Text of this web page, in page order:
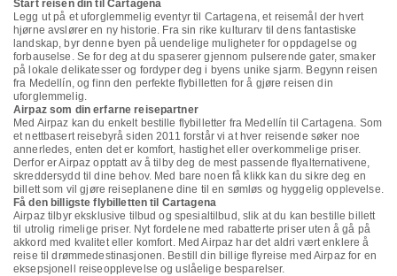
Start reisen din til Cartagena
Legg ut på et uforglemmelig eventyr til Cartagena, et reisemål der hvert
hjørne avslører en ny historie. Fra sin rike kulturarv til dens fantastiske
landskap, byr denne byen på uendelige muligheter for oppdagelse og
forbauselse. Se for deg at du spaserer gjennom pulserende gater, smaker
på lokale delikatesser og fordyper deg i byens unike sjarm. Begynn reisen
fra Medellín, og finn den perfekte flybilletten for å gjøre reisen din
uforglemmelig.
Airpaz som din erfarne reisepartner
Med Airpaz kan du enkelt bestille flybilletter fra Medellín til Cartagena. Som
et nettbasert reisebyrå siden 2011 forstår vi at hver reisende søker noe
annerledes, enten det er komfort, hastighet eller overkommelige priser.
Derfor er Airpaz opptatt av å tilby deg de mest passende flyalternativene,
skreddersydd til dine behov. Med bare noen få klikk kan du sikre deg en
billett som vil gjøre reiseplanene dine til en sømløs og hyggelig opplevelse.
Få den billigste flybilletten til Cartagena
Airpaz tilbyr eksklusive tilbud og spesialtilbud, slik at du kan bestille billett
til utrolig rimelige priser. Nyt fordelene med rabatterte priser uten å gå på
akkord med kvalitet eller komfort. Med Airpaz har det aldri vært enklere å
reise til drømmedestinasjonen. Bestill din billige flyreise med Airpaz for en
eksepsjonell reiseopplevelse og uslåelige besparelser.